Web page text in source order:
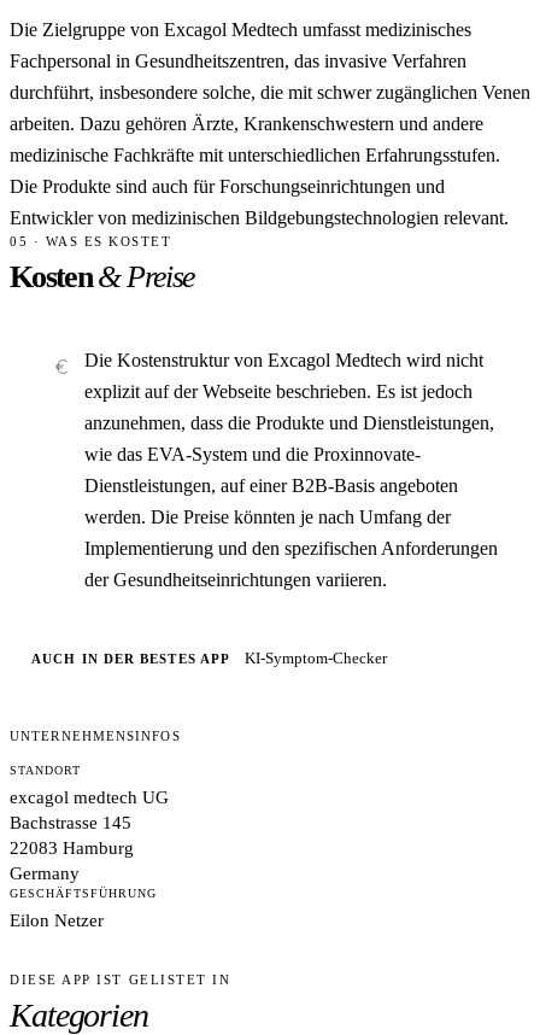
Die Zielgruppe von Excagol Medtech umfasst medizinisches
Fachpersonal in Gesundheitszentren, das invasive Verfahren
durchführt, insbesondere solche, die mit schwer zugänglichen Venen
arbeiten. Dazu gehören Ärzte, Krankenschwestern und andere
medizinische Fachkräfte mit unterschiedlichen Erfahrungsstufen.
Die Produkte sind auch für Forschungseinrichtungen und
Entwickler von medizinischen Bildgebungstechnologien relevant.
05 · WAS ES KOSTET
Kosten& Preise
Die Kostenstruktur von Excagol Medtech wird nicht
explizit auf der Webseite beschrieben. Es ist jedoch
anzunehmen, dass die Produkte und Dienstleistungen,
wie das EVA-System und die Proxinnovate-
Dienstleistungen, auf einer B2B-Basis angeboten
werden. Die Preise könnten je nach Umfang der
Implementierung und den spezifischen Anforderungen
der Gesundheitseinrichtungen variieren.
AUCH IN DER BESTES APP KI-Symptom-Checker
UNTERNEHMENSINFOS
STANDORT
excagol medtech UG
Bachstrasse 145
22083 Hamburg
Germany
GESCHÄFTSFÜHRUNG
Eilon Netzer
DIESE APP IST GELISTET IN
Kategorien